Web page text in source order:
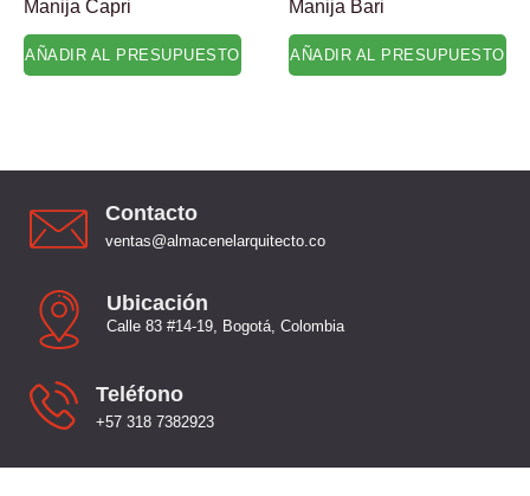
Manija Capri
AÑADIR AL PRESUPUESTO
Manija Bari
AÑADIR AL PRESUPUESTO
Contacto
ventas@almacenelarquitecto.co
Ubicación
Calle 83 #14-19, Bogotá, Colombia
Teléfono
+57 318 7382923